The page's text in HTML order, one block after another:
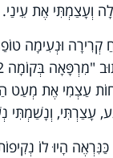
וְעָצַמְתִּי אֶת עֵינַי.
וּנְעִימָה
עַצְמִי אֶת מְעַט
עָצַרְתִּי, וְנָשַׁמְתִּי
כַּנִּרְאֶה הָיוּ לוֹ